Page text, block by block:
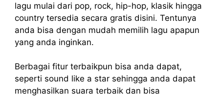
lagu mulai dari pop, rock, hip-hop, klasik hingga
country tersedia secara gratis disini. Tentunya
anda bisa dengan mudah memilih lagu apapun
yang anda inginkan.
Berbagai fitur terbaikpun bisa anda dapat,
seperti sound like a star sehingga anda dapat
menghasilkan suara terbaik dan bisa